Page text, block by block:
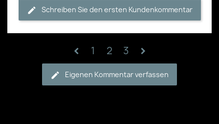
Schreiben Sie den ersten Kundenkommentar
chevron_left 1 2 3 chevron_right
Eigenen Kommentar verfassen